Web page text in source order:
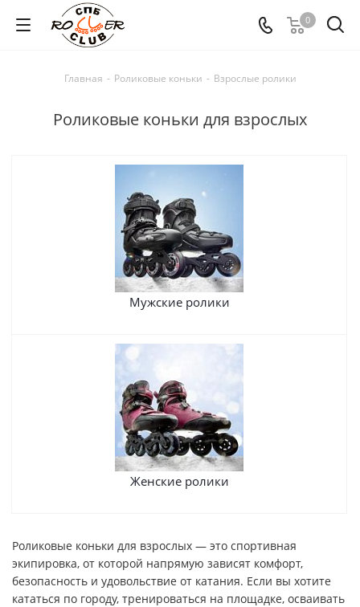
0
Главная - Роликовые коньки - Взрослые ролики
Роликовые коньки для взрослых
Мужские ролики
Женские ролики
Роликовые коньки для взрослых — это спортивная
экипировка, от которой напрямую зависят комфорт,
безопасность и удовольствие от катания. Если вы хотите
кататься по городу, тренироваться на площадке, осваивать